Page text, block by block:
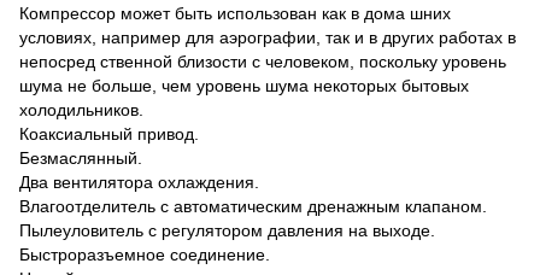
Компрессор может быть использован как в дома шних
условиях, например для аэрографии, так и в других работах в
непосред ственной близости с человеком, поскольку уровень
шума не больше, чем уровень шума некоторых бытовых
холодильников.
Коаксиальный привод.
Безмаслянный.
Два вентилятора охлаждения.
Влагоотделитель с автоматическим дренажным клапаном.
Пылеуловитель с регулятором давления на выходе.
Быстроразъемное соединение.